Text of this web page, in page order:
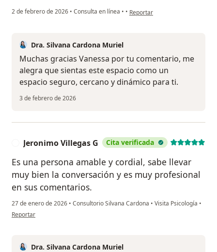
2 de febrero de 2026 • Consulta en línea • • en opinión del usuario Vanessa
Reportar
Dra. Silvana Cardona Muriel
Muchas gracias Vanessa por tu comentario, me
alegra que sientas este espacio como un
espacio seguro, cercano y dinámico para ti.
3 de febrero de 2026
Jeronimo Villegas G Cita verificada
Es una persona amable y cordial, sabe llevar
muy bien la conversación y es muy profesional
en sus comentarios.
27 de enero de 2026 • Consultorio Silvana Cardona • Visita Psicología •
en opinión del usuario Jeronimo Villegas G
Reportar
Dra. Silvana Cardona Muriel